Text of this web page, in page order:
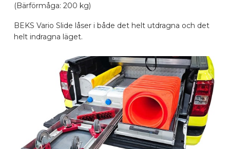
(Bärförmåga: 200 kg)
BEKS Vario Slide låser i både det helt utdragna och det
helt indragna läget.